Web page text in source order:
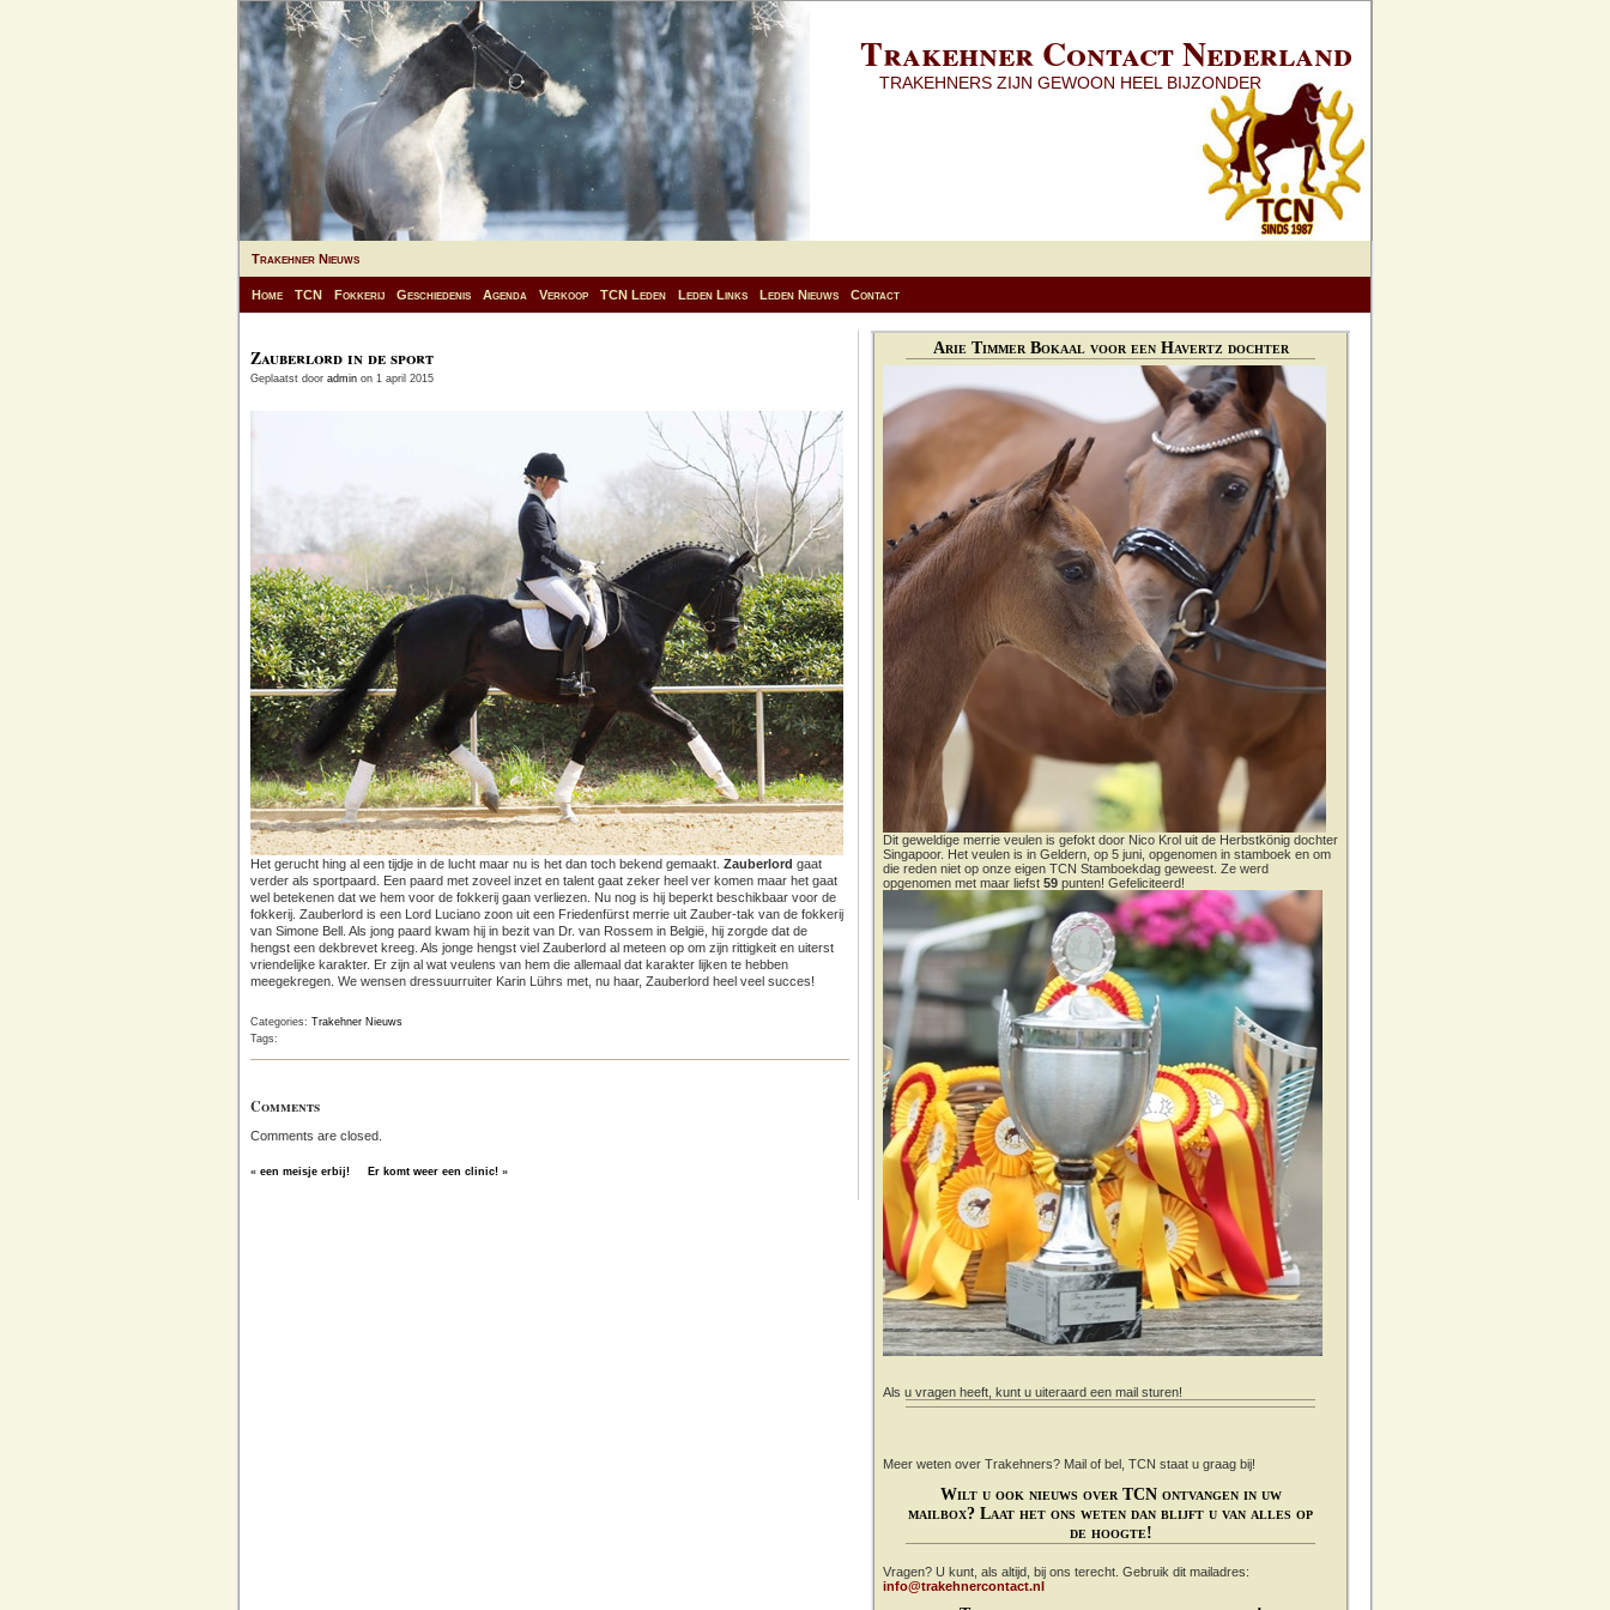
Trakehner Contact Nederland
TRAKEHNERS ZIJN GEWOON HEEL BIJZONDER
Trakehner Nieuws
Home TCN Fokkerij Geschiedenis Agenda Verkoop TCN Leden Leden Links Leden Nieuws Contact
Zauberlord in de sport
Geplaatst door admin on 1 april 2015
Het gerucht hing al een tijdje in de lucht maar nu is het dan toch bekend gemaakt. Zauberlord gaat
verder als sportpaard. Een paard met zoveel inzet en talent gaat zeker heel ver komen maar het gaat
wel betekenen dat we hem voor de fokkerij gaan verliezen. Nu nog is hij beperkt beschikbaar voor de
fokkerij. Zauberlord is een Lord Luciano zoon uit een Friedenfürst merrie uit Zauber-tak van de fokkerij
van Simone Bell. Als jong paard kwam hij in bezit van Dr. van Rossem in België, hij zorgde dat de
hengst een dekbrevet kreeg. Als jonge hengst viel Zauberlord al meteen op om zijn rittigkeit en uiterst
vriendelijke karakter. Er zijn al wat veulens van hem die allemaal dat karakter lijken te hebben
meegekregen. We wensen dressuurruiter Karin Lührs met, nu haar, Zauberlord heel veel succes!
Categories: Trakehner Nieuws
Tags:
Comments
Comments are closed.
« een meisje erbij! Er komt weer een clinic! »
Arie Timmer Bokaal voor een Havertz dochter
Dit geweldige merrie veulen is gefokt door Nico Krol uit de Herbstkönig dochter
Singapoor. Het veulen is in Geldern, op 5 juni, opgenomen in stamboek en om
die reden niet op onze eigen TCN Stamboekdag geweest. Ze werd
opgenomen met maar liefst 59 punten! Gefeliciteerd!
Als u vragen heeft, kunt u uiteraard een mail sturen!
Meer weten over Trakehners? Mail of bel, TCN staat u graag bij!
Wilt u ook nieuws over TCN ontvangen in uw
mailbox? Laat het ons weten dan blijft u van alles op
de hoogte!
Vragen? U kunt, als altijd, bij ons terecht. Gebruik dit mailadres:
info@trakehnercontact.nl